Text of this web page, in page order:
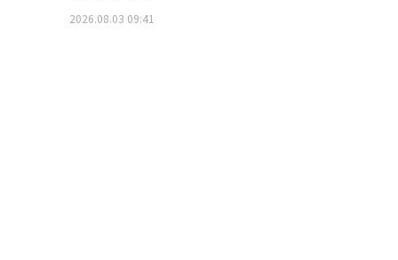
2026.08.03 09:41